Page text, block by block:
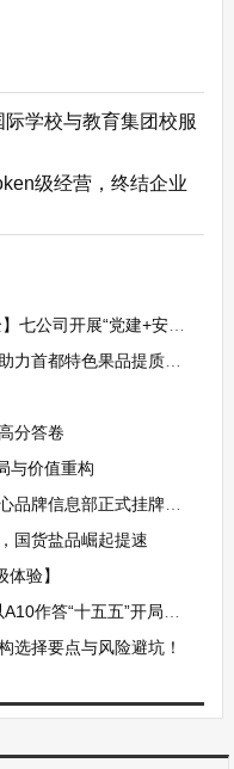
学校与教育集团校服
级经营，终结企业
+安全生产月”消防队观摩学习活动
首都特色果品提质增效
分答卷
与价值重构
牌信息部正式挂牌运营
国货盐品崛起提速
体验】
作答“十五五”开局之问
选择要点与风险避坑！